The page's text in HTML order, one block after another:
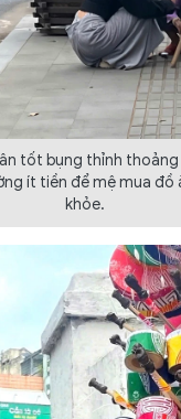
tốt bụng thỉnh
ít tiền để mệ mua đồ
khỏe.